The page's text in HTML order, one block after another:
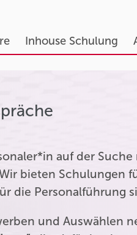
Inhouse Schulung
auf der
bieten Schulungen
die Personalführung
und Auswählen